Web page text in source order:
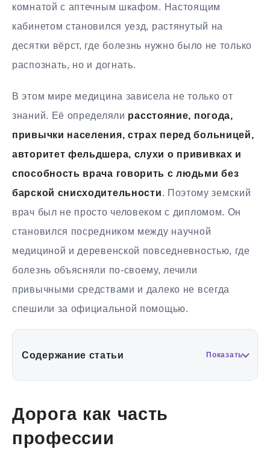
комнатой с аптечным шкафом. Настоящим
кабинетом становился уезд, растянутый на
десятки вёрст, где болезнь нужно было не только
распознать, но и догнать.
В этом мире медицина зависела не только от
знаний. Её определяли расстояние, погода,
привычки населения, страх перед больницей,
авторитет фельдшера, слухи о прививках и
способность врача говорить с людьми без
барской снисходительности. Поэтому земский
врач был не просто человеком с дипломом. Он
становился посредником между научной
медициной и деревенской повседневностью, где
болезнь объясняли по-своему, лечили
привычными средствами и далеко не всегда
спешили за официальной помощью.
Содержание статьи Показать
Дорога как часть
профессии